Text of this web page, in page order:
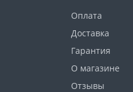
Оплата
Доставка
Гарантия
О магазине
Отзывы